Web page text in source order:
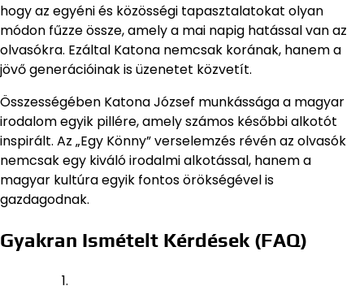
hogy az egyéni és közösségi tapasztalatokat olyan
módon fűzze össze, amely a mai napig hatással van az
olvasókra. Ezáltal Katona nemcsak korának, hanem a
jövő generációinak is üzenetet közvetít.
Összességében Katona József munkássága a magyar
irodalom egyik pillére, amely számos későbbi alkotót
inspirált. Az „Egy Könny” verselemzés révén az olvasók
nemcsak egy kiváló irodalmi alkotással, hanem a
magyar kultúra egyik fontos örökségével is
gazdagodnak.
Gyakran Ismételt Kérdések (FAQ)